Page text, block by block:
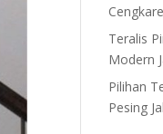
Teralis
Modern
Pilihan
Pesing